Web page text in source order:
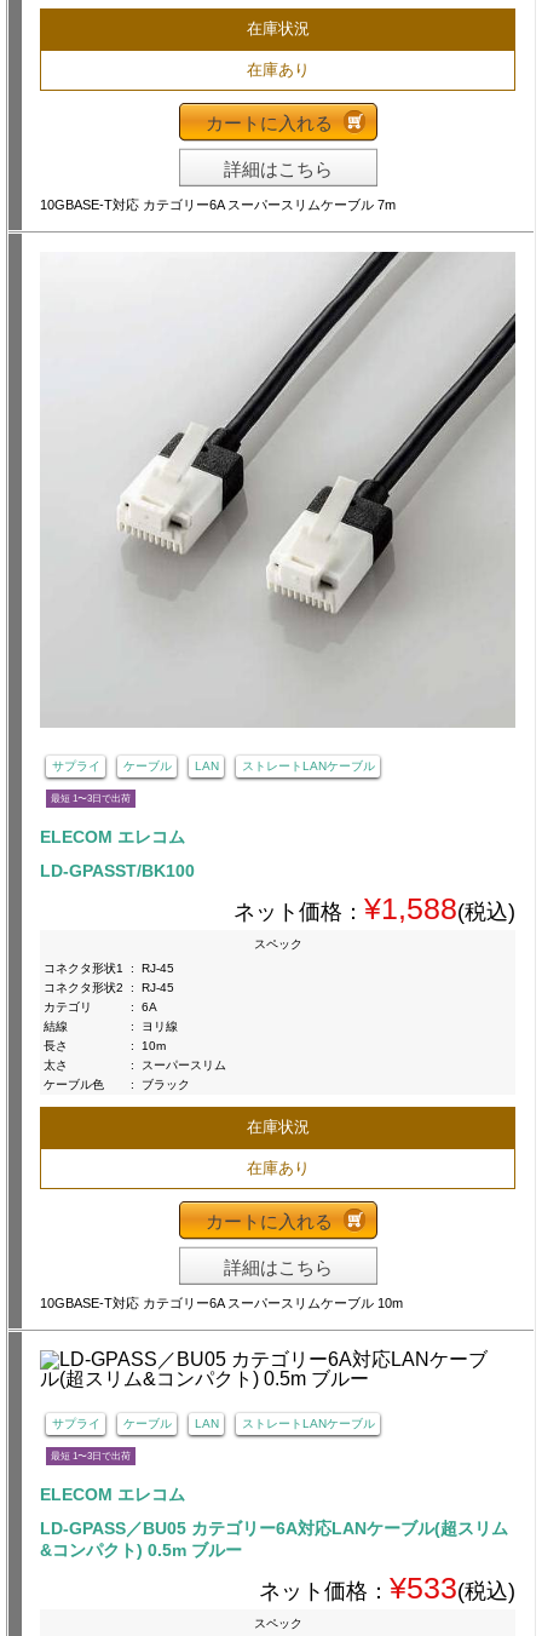
在庫状況
在庫あり
カートに入れる
詳細はこちら
10GBASE-T対応 カテゴリー6A スーパースリムケーブル 7m
サプライ ケーブル LAN ストレートLANケーブル
最短 1〜3日で出荷
ELECOM エレコム
LD-GPASST/BK100
ネット価格： ¥1,588(税込)
スペック
コネクタ形状1
:
RJ-45
コネクタ形状2
:
RJ-45
カテゴリ
:
6A
結線
:
ヨリ線
長さ
:
10m
太さ
:
スーパースリム
ケーブル色
: ブラック
在庫状況
在庫あり
カートに入れる
詳細はこちら
10GBASE-T対応 カテゴリー6A スーパースリムケーブル 10m
サプライ ケーブル LAN ストレートLANケーブル
最短 1〜3日で出荷
ELECOM エレコム
LD-GPASS／BU05 カテゴリー6A対応LANケーブル(超スリム
&コンパクト) 0.5m ブルー
ネット価格： ¥533(税込)
スペック